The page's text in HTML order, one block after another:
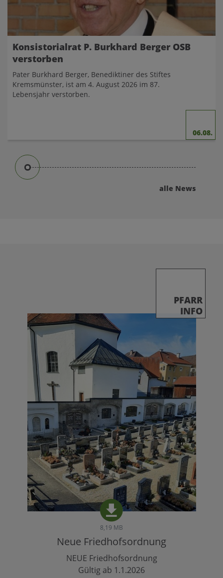
Konsistorialrat P. Burkhard Berger OSB
verstorben
Pater Burkhard Berger, Benediktiner des Stiftes
Kremsmünster, ist am 4. August 2026 im 87.
Lebensjahr verstorben.
06.08.
alle News
PFARR
INFO
8,19 MB
Neue Friedhofsordnung
NEUE Friedhofsordnung
Gültig ab 1.1.2026